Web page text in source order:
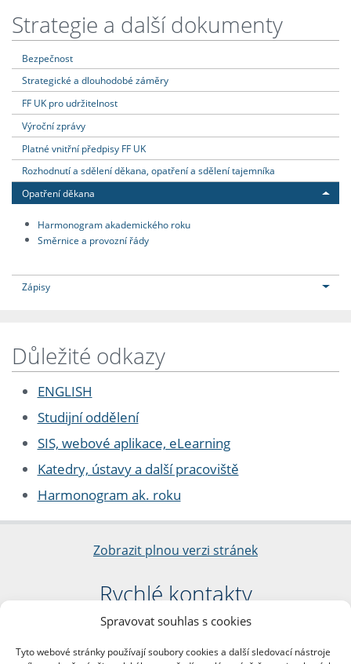
Spravovat souhlas s cookies
Tyto webové stránky používají soubory cookies a další sledovací nástroje
Strategie a další dokumenty
Bezpečnost
Strategické a dlouhodobé záměry
FF UK pro udržitelnost
Výroční zprávy
Platné vnitřní předpisy FF UK
Rozhodnutí a sdělení děkana, opatření a sdělení tajemníka
Opatření děkana
Harmonogram akademického roku
Směrnice a provozní řády
Zápisy
Důležité odkazy
ENGLISH
Studijní oddělení
SIS, webové aplikace, eLearning
Katedry, ústavy a další pracoviště
Harmonogram ak. roku
Zobrazit plnou verzi stránek
Rychlé kontakty
Filozofická fakulta
nám. Jana Palacha 1/2